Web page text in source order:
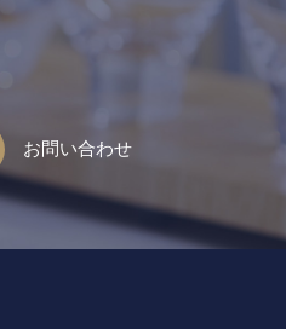
お問い合わせ